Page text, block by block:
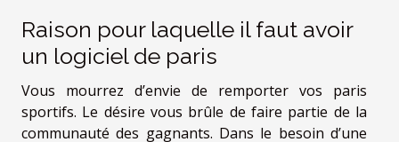
Raison pour laquelle il faut avoir
un logiciel de paris
Vous mourrez d’envie de remporter vos paris
sportifs. Le désire vous brûle de faire partie de la
communauté des gagnants. Dans le besoin d’une